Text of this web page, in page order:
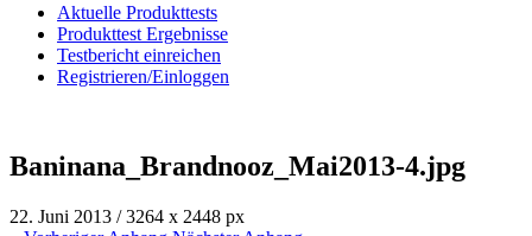
Aktuelle Produkttests
Produkttest Ergebnisse
Testbericht einreichen
Registrieren/Einloggen
Baninana_Brandnooz_Mai2013-4.jpg
22. Juni 2013 /3264 x 2448 px